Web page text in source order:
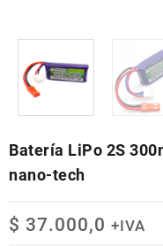
Batería LiPo 2S
nano-tech
$ 37.000,0 +IVA